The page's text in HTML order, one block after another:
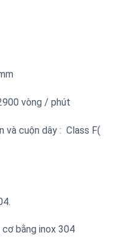
vòng / phút
và cuộn dây : Class F(
bằng inox 304